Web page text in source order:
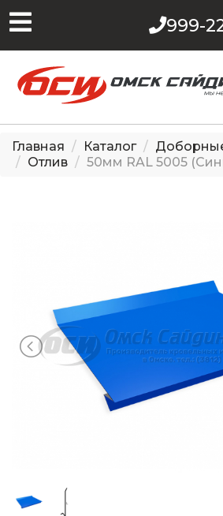
999-
Главная Каталог
Отлив
50мм RAL 5005